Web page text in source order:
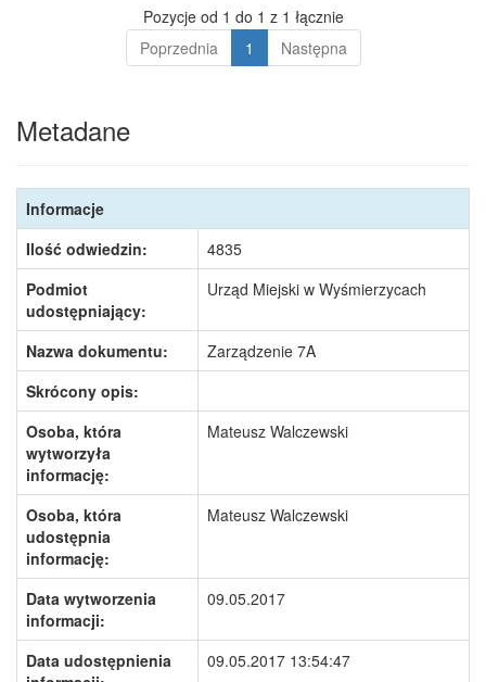
Pozycje od 1 do 1 z 1 łącznie
Poprzednia
1 Następna
Metadane
Informacje
Ilość odwiedzin:
4835
Podmiot
udostępniający:
Urząd Miejski w Wyśmierzycach
Nazwa dokumentu:
Zarządzenie 7A
Skrócony opis:
Osoba, która
wytworzyła
informację:
Mateusz Walczewski
Osoba, która
udostępnia
informację:
Mateusz Walczewski
Data wytworzenia
informacji:
09.05.2017
Data udostępnienia
09.05.2017 13:54:47